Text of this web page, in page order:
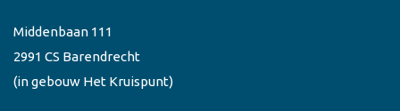
Middenbaan 111
2991 CS Barendrecht
(in gebouw Het Kruispunt)